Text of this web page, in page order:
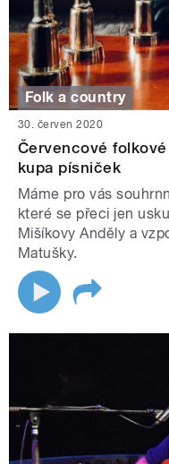
Folk a country
30. červen 2020
Červencové
kupa písniček
Máme pro vás
které se přeci jen
Mišíkovy Anděly a
Matušky.